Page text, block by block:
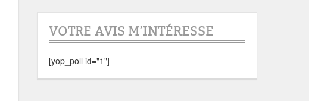
VOTRE AVIS M’INTÉRESSE
[yop_poll id="1"]